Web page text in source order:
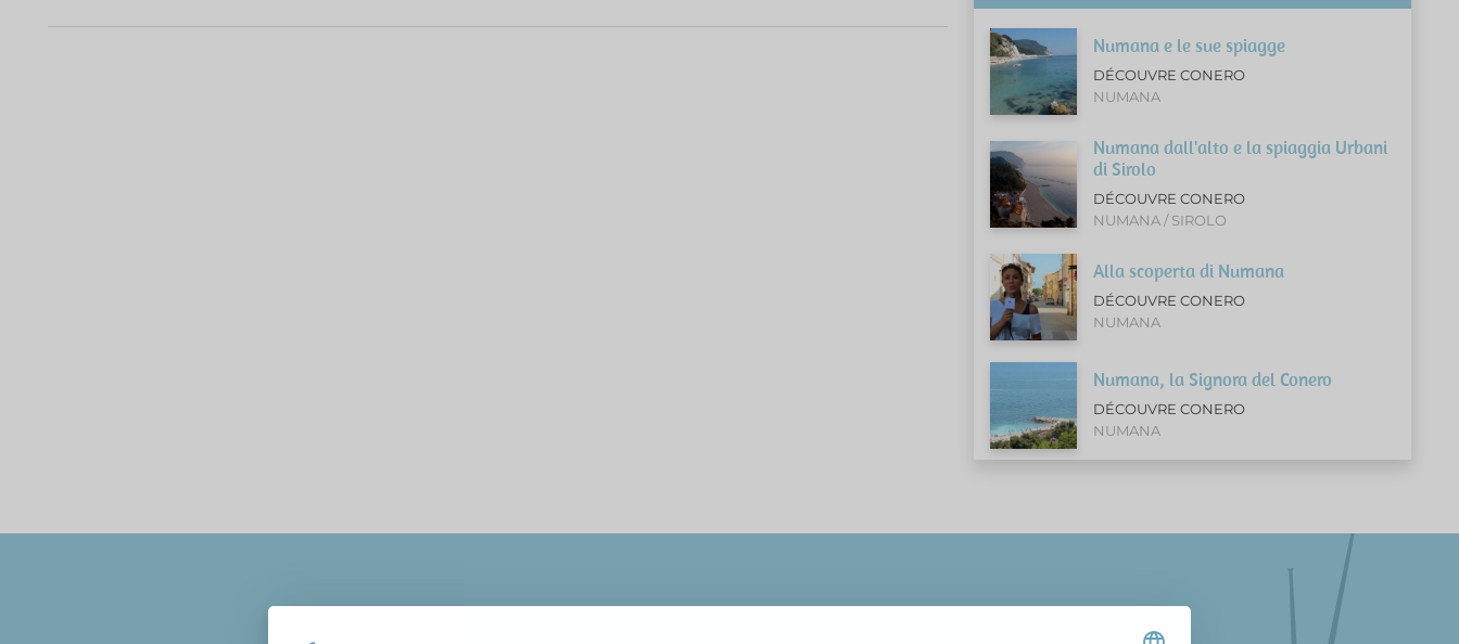
Numana e le sue spiagge
DÉCOUVRE CONERO
NUMANA
Numana dall'alto e la spiaggia Urbani
di Sirolo
DÉCOUVRE CONERO
NUMANA / SIROLO
Alla scoperta di Numana
DÉCOUVRE CONERO
NUMANA
Numana, la Signora del Conero
DÉCOUVRE CONERO
NUMANA